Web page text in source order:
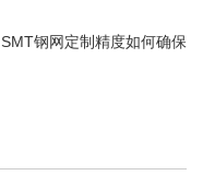
SMT钢网定制精度如何确保